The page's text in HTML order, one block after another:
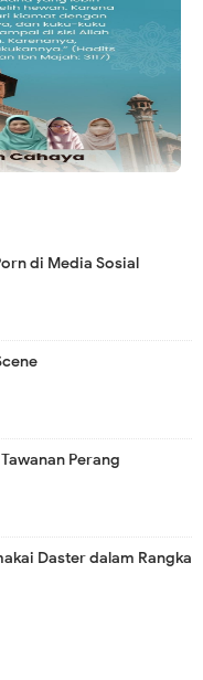
di Media Sosial
Perang
Daster dalam Rangka